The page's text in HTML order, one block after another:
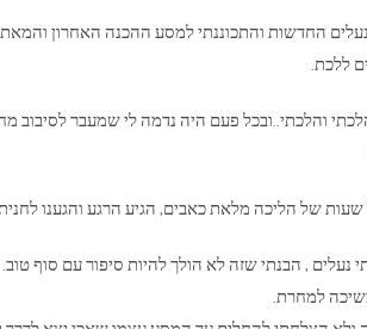
החדשות והתכוננתי למסע ההכנה האחרון
ללכת.
והלכתי..ובכל פעם היה נדמה לי שמעבר לסיבוב
נעלים , הבנתי שזה לא הולך להיות סיפור עם סוף
למחרת.